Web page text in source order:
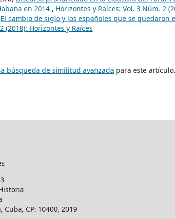
en 2014 , Horizontes y Raíces: Vol. 3 Núm. 2
El cambio de siglo y los españoles que se quedaron
(2018): Horizontes y Raíces
búsqueda de similitud avanzada para este artículo.
Cuba, CP: 10400, 2019